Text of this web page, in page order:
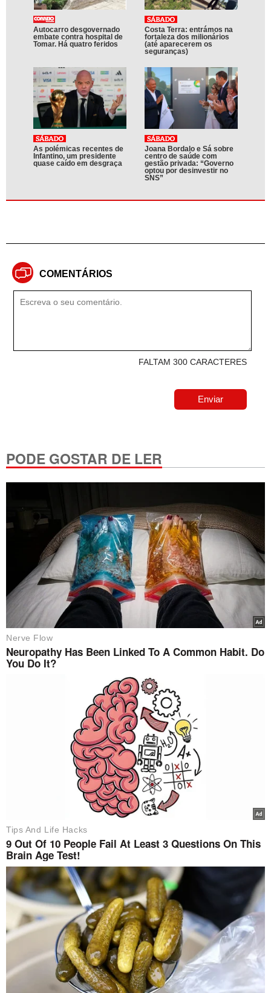
Autocarro desgovernado
embate contra hospital de
Tomar. Há quatro feridos
Costa Terra: entrámos na
fortaleza dos milionários
(até aparecerem os
seguranças)
As polémicas recentes de
Infantino, um presidente
quase caído em desgraça
Joana Bordalo e Sá sobre
centro de saúde com
gestão privada: “Governo
optou por desinvestir no
SNS”
COMENTÁRIOS
FALTAM 300 CARACTERES